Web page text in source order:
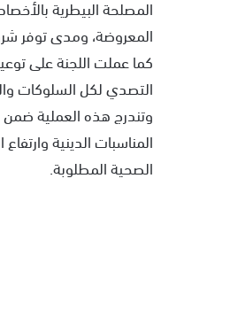
المصلحة البيطرية
المعروضة، ومدى توفر
كما عملت اللجنة على
التصدي لكل السلوكات
وتندرج هذه العملية ضمن
المناسبات الدينية
الصحية المطلوبة.